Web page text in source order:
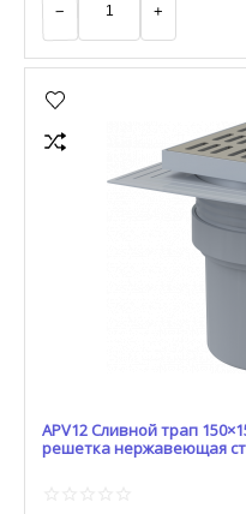
+
−
APV12 Сливной трап 150×150/110, боковой подвод,
решетка нержавеющая